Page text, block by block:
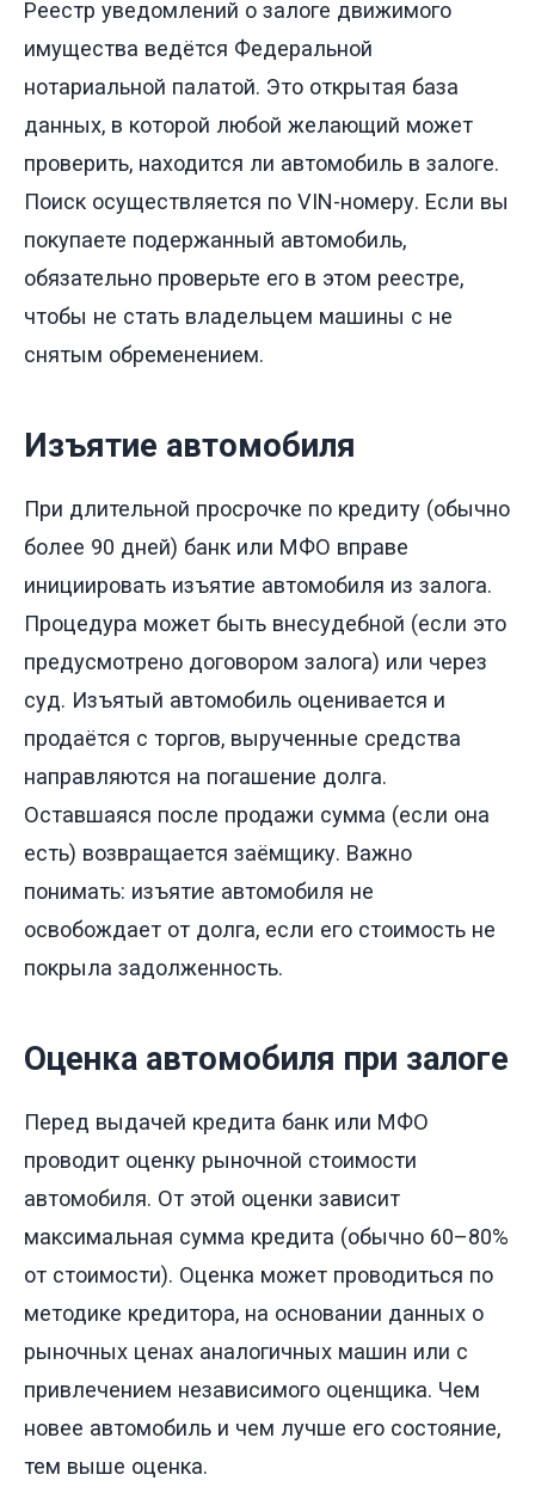
Реестр уведомлений о залоге движимого
имущества ведётся Федеральной
нотариальной палатой. Это открытая база
данных, в которой любой желающий может
проверить, находится ли автомобиль в залоге.
Поиск осуществляется по VIN-номеру. Если вы
покупаете подержанный автомобиль,
обязательно проверьте его в этом реестре,
чтобы не стать владельцем машины с не
снятым обременением.
Изъятие автомобиля
При длительной просрочке по кредиту (обычно
более 90 дней) банк или МФО вправе
инициировать изъятие автомобиля из залога.
Процедура может быть внесудебной (если это
предусмотрено договором залога) или через
суд. Изъятый автомобиль оценивается и
продаётся с торгов, вырученные средства
направляются на погашение долга.
Оставшаяся после продажи сумма (если она
есть) возвращается заёмщику. Важно
понимать: изъятие автомобиля не
освобождает от долга, если его стоимость не
покрыла задолженность.
Оценка автомобиля при залоге
Перед выдачей кредита банк или МФО
проводит оценку рыночной стоимости
автомобиля. От этой оценки зависит
максимальная сумма кредита (обычно 60–80%
от стоимости). Оценка может проводиться по
методике кредитора, на основании данных о
рыночных ценах аналогичных машин или с
привлечением независимого оценщика. Чем
новее автомобиль и чем лучше его состояние,
тем выше оценка.